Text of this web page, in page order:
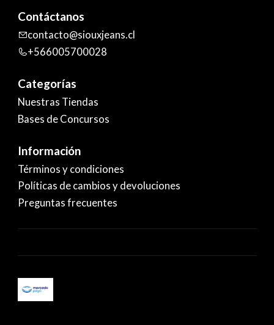
Contáctanos
contacto@siouxjeans.cl
+566005700028
Categorías
Nuestras Tiendas
Bases de Concursos
Información
Términos y condiciones
Políticas de cambios y devoluciones
Preguntas frecuentes